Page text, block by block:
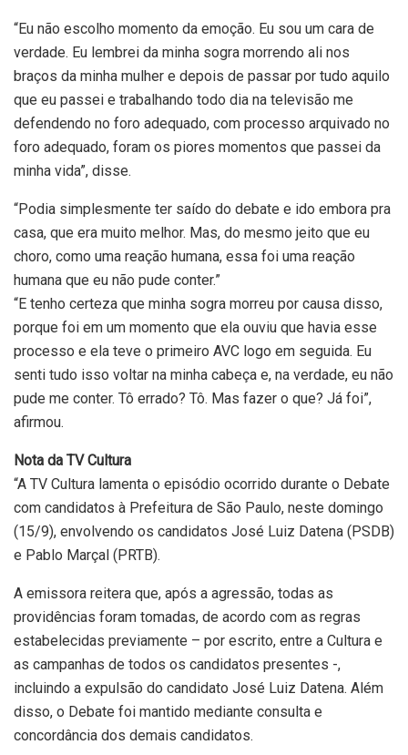
“Eu não escolho momento da emoção. Eu sou um cara de
verdade. Eu lembrei da minha sogra morrendo ali nos
braços da minha mulher e depois de passar por tudo aquilo
que eu passei e trabalhando todo dia na televisão me
defendendo no foro adequado, com processo arquivado no
foro adequado, foram os piores momentos que passei da
minha vida”, disse.
“Podia simplesmente ter saído do debate e ido embora pra
casa, que era muito melhor. Mas, do mesmo jeito que eu
choro, como uma reação humana, essa foi uma reação
humana que eu não pude conter.”
“E tenho certeza que minha sogra morreu por causa disso,
porque foi em um momento que ela ouviu que havia esse
processo e ela teve o primeiro AVC logo em seguida. Eu
senti tudo isso voltar na minha cabeça e, na verdade, eu não
pude me conter. Tô errado? Tô. Mas fazer o que? Já foi”,
afirmou.
Nota da TV Cultura
“A TV Cultura lamenta o episódio ocorrido durante o Debate
com candidatos à Prefeitura de São Paulo, neste domingo
(15/9), envolvendo os candidatos José Luiz Datena (PSDB)
e Pablo Marçal (PRTB).
A emissora reitera que, após a agressão, todas as
providências foram tomadas, de acordo com as regras
estabelecidas previamente – por escrito, entre a Cultura e
as campanhas de todos os candidatos presentes -,
incluindo a expulsão do candidato José Luiz Datena. Além
disso, o Debate foi mantido mediante consulta e
concordância dos demais candidatos.